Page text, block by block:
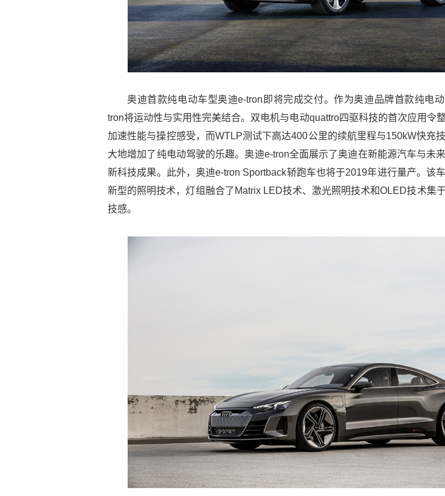
奥迪首款纯电动车型奥迪e-tron即将完成交付。作为奥迪品牌首款纯电
tron将运动性与实用性完美结合。双电机与电动quattro四驱科技的首次应用令
加速性能与操控感受，而WTLP测试下高达400公里的续航里程与150kW快充
大地增加了纯电动驾驶的乐趣。奥迪e-tron全面展示了奥迪在新能源汽车与未
新科技成果。此外，奥迪e-tron Sportback轿跑车也将于2019年进行量产。该
新型的照明技术，灯组融合了Matrix LED技术、激光照明技术和OLED技术集
技感。